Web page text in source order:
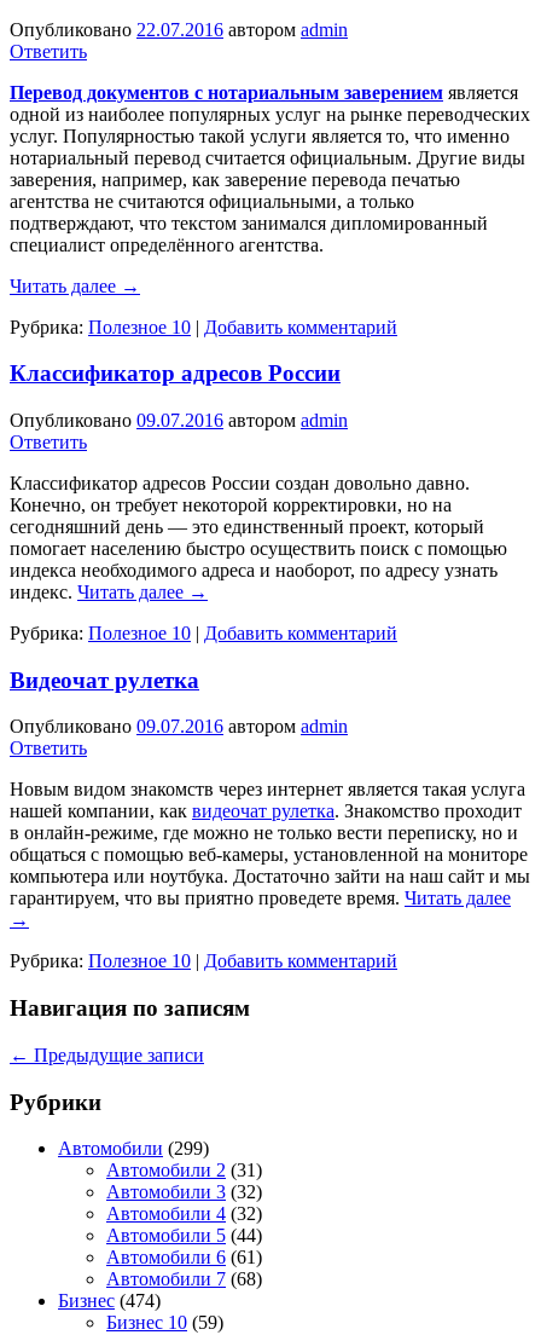
Опубликовано 22.07.2016 автором admin
Ответить
Перевод документов с нотариальным заверением является
одной из наиболее популярных услуг на рынке переводческих
услуг. Популярностью такой услуги является то, что именно
нотариальный перевод считается официальным. Другие виды
заверения, например, как заверение перевода печатью
агентства не считаются официальными, а только
подтверждают, что текстом занимался дипломированный
специалист определённого агентства.
Читать далее →
Рубрика: Полезное 10 | Добавить комментарий
Классификатор адресов России
Опубликовано 09.07.2016 автором admin
Ответить
Классификатор адресов России создан довольно давно.
Конечно, он требует некоторой корректировки, но на
сегодняшний день — это единственный проект, который
помогает населению быстро осуществить поиск с помощью
индекса необходимого адреса и наоборот, по адресу узнать
индекс. Читать далее →
Рубрика: Полезное 10 | Добавить комментарий
Видеочат рулетка
Опубликовано 09.07.2016 автором admin
Ответить
Новым видом знакомств через интернет является такая услуга
нашей компании, как видеочат рулетка. Знакомство проходит
в онлайн-режиме, где можно не только вести переписку, но и
общаться с помощью веб-камеры, установленной на мониторе
компьютера или ноутбука. Достаточно зайти на наш сайт и мы
гарантируем, что вы приятно проведете время. Читать далее
→
Рубрика: Полезное 10 | Добавить комментарий
Навигация по записям
← Предыдущие записи
Рубрики
Автомобили (299)
Автомобили 2 (31)
Автомобили 3 (32)
Автомобили 4 (32)
Автомобили 5 (44)
Автомобили 6 (61)
Автомобили 7 (68)
Бизнес (474)
Бизнес 10 (59)